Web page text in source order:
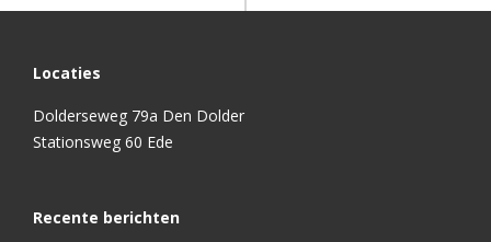
Locaties
Dolderseweg 79a Den Dolder
Stationsweg 60 Ede
Recente berichten